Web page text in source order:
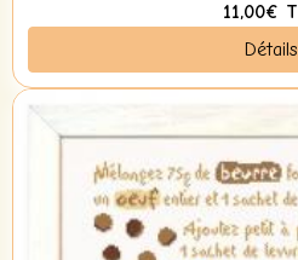
11,00€
Détails